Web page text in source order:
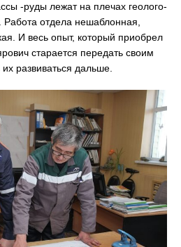
-руды лежат на плечах геолого-
отдела нешаблонная,
И весь опыт, который приобрел
старается передать своим
развиваться дальше.